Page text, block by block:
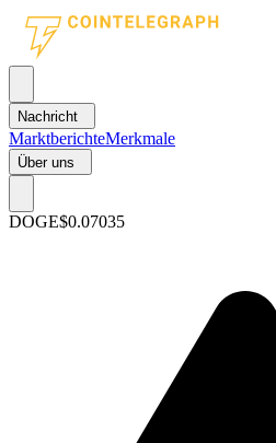
Nachricht
MarktberichteMerkmale
Über uns
DOGE$0.07035